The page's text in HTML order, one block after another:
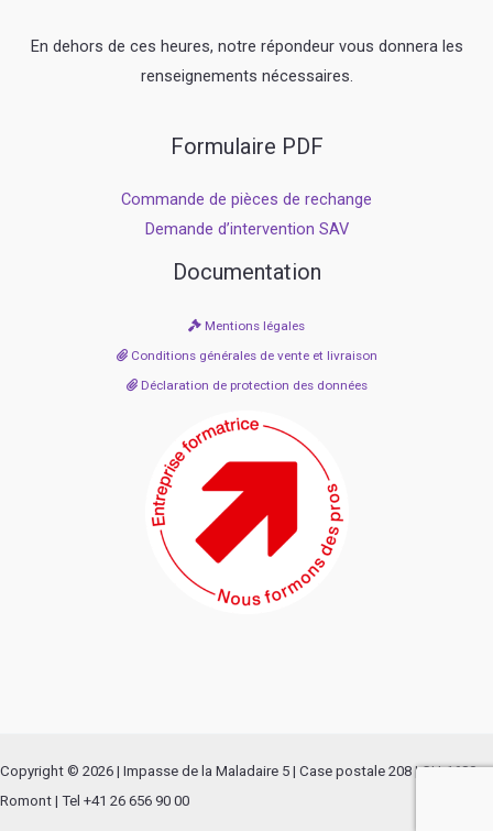
En dehors de ces heures, notre répondeur vous donnera les
renseignements nécessaires.
Formulaire PDF
Commande de pièces de rechange
Demande d’intervention SAV
Documentation
Mentions légales
Conditions générales de vente et livraison
Déclaration de protection des données
Copyright © 2026 | Impasse de la Maladaire 5 | Case postale 208 | CH-1680
Romont | Tel +41 26 656 90 00